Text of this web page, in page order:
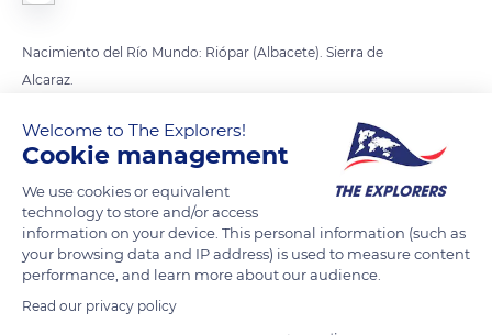
Nacimiento del Río Mundo: Riópar (Albacete). Sierra de
Alcaraz.
de España, el río Mundo tiene su nacimiento en el municipio
albaceteño de Riópar. En un paraje tranquilo, entre páramos y
árboles, hace su aparición una enorme cascada, conocida
como el Reventón del Río Mundo.
READ MORE TRANSLATE
Welcome to The Explorers!
Cookie management
We use cookies or equivalent
technology to store and/or access
information on your device. This personal information (such as
your browsing data and IP address) is used to measure content
performance, and learn more about our audience.
Read our privacy policy